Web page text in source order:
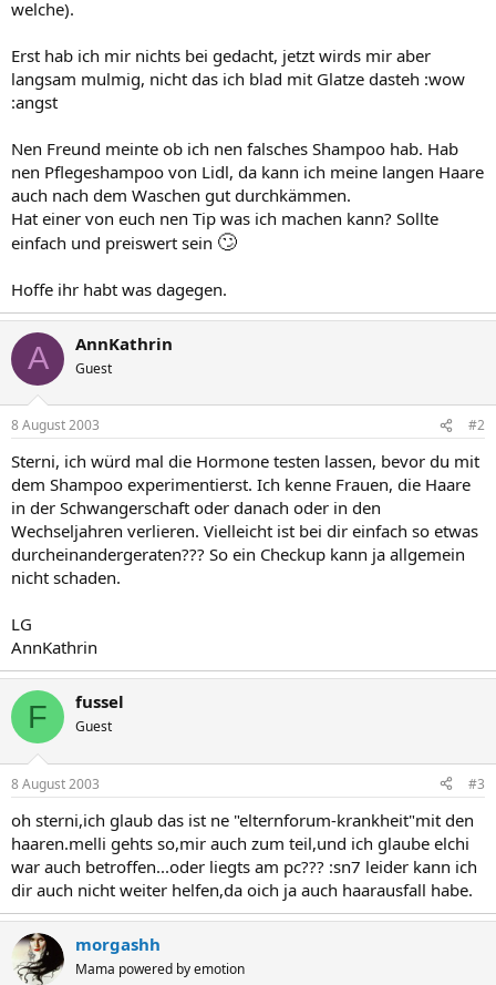
welche).
Erst hab ich mir nichts bei gedacht, jetzt wirds mir aber
langsam mulmig, nicht das ich blad mit Glatze dasteh :wow
:angst
Nen Freund meinte ob ich nen falsches Shampoo hab. Hab
nen Pflegeshampoo von Lidl, da kann ich meine langen Haare
auch nach dem Waschen gut durchkämmen.
Hat einer von euch nen Tip was ich machen kann? Sollte
einfach und preiswert sein 🙄
Hoffe ihr habt was dagegen.
A AnnKathrin
Guest
8 August 2003 #2
Sterni, ich würd mal die Hormone testen lassen, bevor du mit
dem Shampoo experimentierst. Ich kenne Frauen, die Haare
in der Schwangerschaft oder danach oder in den
Wechseljahren verlieren. Vielleicht ist bei dir einfach so etwas
durcheinandergeraten??? So ein Checkup kann ja allgemein
nicht schaden.
LG
AnnKathrin
F fussel
Guest
8 August 2003 #3
oh sterni,ich glaub das ist ne "elternforum-krankheit"mit den
haaren.melli gehts so,mir auch zum teil,und ich glaube elchi
war auch betroffen...oder liegts am pc??? :sn7 leider kann ich
dir auch nicht weiter helfen,da oich ja auch haarausfall habe.
morgashh
Mama powered by emotion